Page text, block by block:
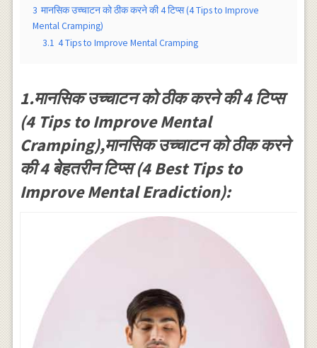
3 मानसिक उच्चाटन को ठीक करने की 4 टिप्स (4 Tips to Improve
Mental Cramping)
3.1 4 Tips to Improve Mental Cramping
1.मानसिक उच्चाटन को ठीक करने की 4 टिप्स
(4 Tips to Improve Mental
Cramping),मानसिक उच्चाटन को ठीक करने
की 4 बेहतरीन टिप्स (4 Best Tips to
Improve Mental Eradiction):